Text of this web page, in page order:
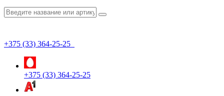
+375 (33) 364-25-25
+375 (33) 364-25-25